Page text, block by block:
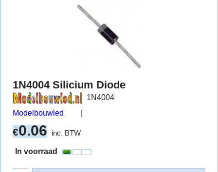
1N4004 Silicium Diode
Modelbouwled
1N4004
€0.06 inc. BTW
In voorraad